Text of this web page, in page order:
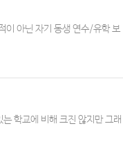
이 아닌 자기 동생 연수/유학 보
학교에 비해 크진 않지만 그래